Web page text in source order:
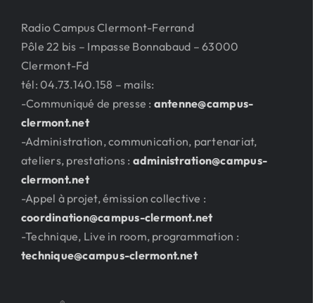
Radio Campus Clermont-Ferrand
Pôle 22 bis – Impasse Bonnabaud – 63000
Clermont-Fd
tél: 04.73.140.158 – mails:
-Communiqué de presse : antenne@campus-
clermont.net
-Administration, communication, partenariat,
ateliers, prestations : administration@campus-
clermont.net
-Appel à projet, émission collective :
coordination@campus-clermont.net
-Technique, Live in room, programmation :
technique@campus-clermont.net